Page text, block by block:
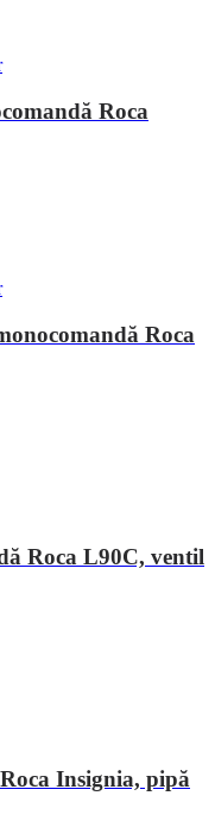
Roca
Roca
Roca L90C, ventil
Insignia, pipă